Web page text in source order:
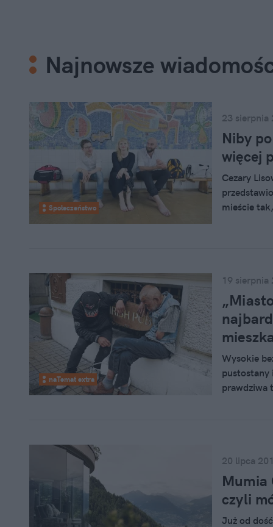
Najnowsze
Społeczeństwo
23 sierpnia
Niby
więcej
Cezary
mieście
naTemat extra
19 sierpnia
Wysokie
pustostany
prawdziwa
20 lipca
Mumia
czyli
Już od